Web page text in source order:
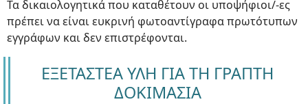
Τα δικαιολογητικά που καταθέτουν οι υποψήφιοι/-ες
πρέπει να είναι ευκρινή φωτοαντίγραφα πρωτότυπων
εγγράφων και δεν επιστρέφονται.
ΕΞΕΤΑΣΤΕΑ ΥΛΗ ΓΙΑ ΤΗ ΓΡΑΠΤΗ
ΔΟΚΙΜΑΣΙΑ